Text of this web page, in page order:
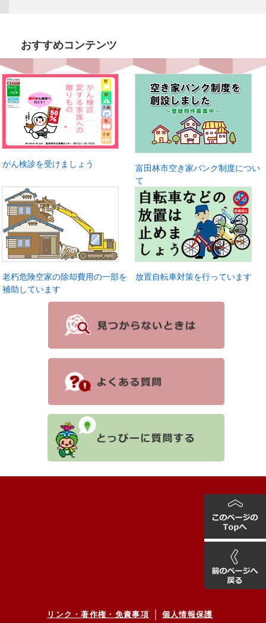
おすすめコンテンツ
がん検診を受けましょう
富田林市空き家バンク制度につい
て
老朽危険空家の除却費用の一部を
補助しています
放置自転車対策を行っています
リンク・著作権・免責事項 個人情報保護